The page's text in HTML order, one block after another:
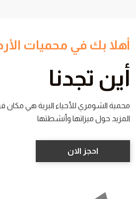
أهلا بك في محميات
أين تجدنا
محمية الشومري للأحياء البرية هي مكان
المزيد حول ميزاتها وأنشطتها
احجز الان